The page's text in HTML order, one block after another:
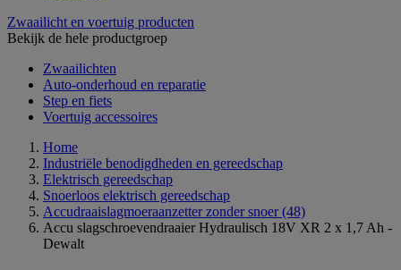
Zwaailicht en voertuig producten
Bekijk de hele productgroep
Zwaailichten
Auto-onderhoud en reparatie
Step en fiets
Voertuig accessoires
Home
Industriële benodigdheden en gereedschap
Elektrisch gereedschap
Snoerloos elektrisch gereedschap
Accudraaislagmoeraanzetter zonder snoer (48)
Accu slagschroevendraaier Hydraulisch 18V XR 2 x 1,7 Ah -
Dewalt